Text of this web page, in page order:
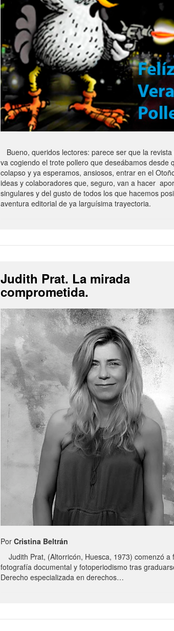
Bueno, queridos lectores: parece ser que la revista
va cogiendo el trote pollero que deseábamos desde
colapso y ya esperamos, ansiosos, entrar en el
ideas y colaboradores que, seguro, van a hacer
singulares y del gusto de todos los que hacemos
aventura editorial de ya larguísima trayectoria.
Judith Prat. La mirada
comprometida.
PorCristina Beltrán
Judith Prat, (Altorricón, Huesca, 1973) comenzó a
fotografía documental y fotoperiodismo tras
Derecho especializada en derechos…